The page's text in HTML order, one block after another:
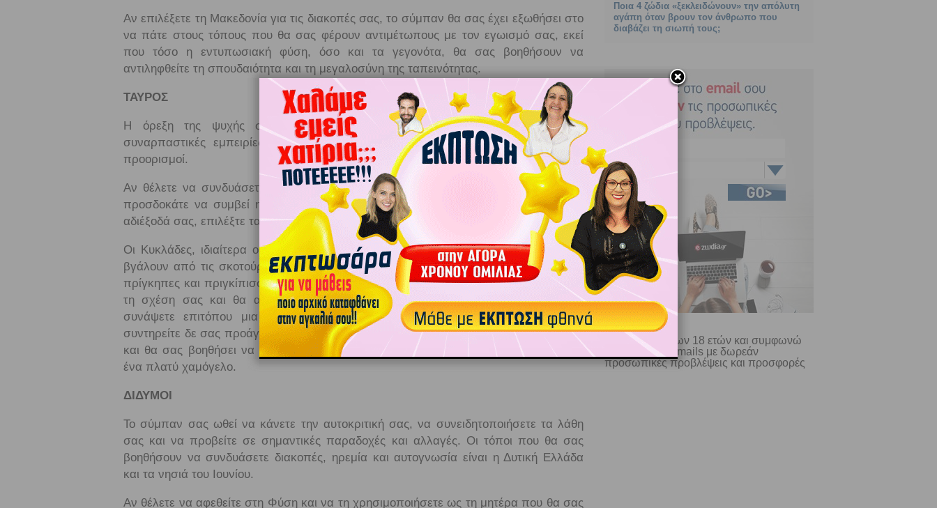
Αν επιλέξετε τη Μακεδονία για τις διακοπές σας, το σύμπαν θα σας έχει εξωθήσει στο
να πάτε στους τόπους που θα σας φέρουν αντιμέτωπους με τον εγωισμό σας, εκεί
που τόσο η εντυπωσιακή φύση, όσο και τα γεγονότα, θα σας βοηθήσουν να
αντιληφθείτε τη σπουδαιότητα και τη μεγαλοσύνη της ταπεινότητας.
ΤΑΥΡΟΣ
Η όρεξη της ψυχής σας για φέτος «τραβάει» τα κοσμοπολίτικα μέρη, τις
συναρπαστικές εμπειρίες. Τα Δωδεκάνησα και οι Κυκλάδες είναι οι ιδανικοί σας
προορισμοί.
Αν θέλετε να συνδυάσετε το τερπόν μετά του ωφελίμου (δουλειά με διακοπές) και
προσδοκάτε να συμβεί η καταπληκτική σύμπτωση που θα σας βγάλει από κάποια
αδιέξοδά σας, επιλέξτε τα Δωδεκάνησα και χαρείτε το!
Οι Κυκλάδες, ιδιαίτερα οι Νότιες, Σαντορίνη, Ανάφη, Αστυπάλαια, Αμοργός, θα σας
βγάλουν από τις σκοτούρες σας και θα σας βάλουν στο παραμύθι, που θα έχει και
πρίγκηπες και πριγκίπισσες και «έζησαν αυτοί καλά»! Πολλοί Ταύροι θα δείτε αλλιώς
τη σχέση σας και θα αναλάβετε περισσότερες ευθύνες, ενώ αρκετοί μπορεί να
συνάψετε επιτόπου μια σχέση ζωής! Αν για οποιοδήποτε λόγο, η σχέση που
συντηρείτε δε σας προάγει, η ενέργεια αυτών των τόπων θα λειτουργήσει καταλυτικά
και θα σας βοηθήσει να αποδεσμευτείτε. Σημασία έχει ότι στην επιστροφή θα έχετε
ένα πλατύ χαμόγελο.
ΔΙΔΥΜΟΙ
Το σύμπαν σας ωθεί να κάνετε την αυτοκριτική σας, να συνειδητοποιήσετε τα λάθη
σας και να προβείτε σε σημαντικές παραδοχές και αλλαγές. Οι τόποι που θα σας
βοηθήσουν να συνδυάσετε διακοπές, ηρεμία και αυτογνωσία είναι η Δυτική Ελλάδα
και τα νησιά του Ιουνίου.
Αν θέλετε να αφεθείτε στη Φύση και να τη χρησιμοποιήσετε ως τη μητέρα που θα σας
Ποια 4 ζώδια «ξεκλειδώνουν» την απόλυτη
αγάπη όταν βρουν τον άνθρωπο που
διαβάζει τη σιωπή τους;
Είμαι άνω των 18 ετών και συμφωνώ
να λαμβάνω e-mails με δωρεάν
προσωπικές προβλέψεις και προσφορές